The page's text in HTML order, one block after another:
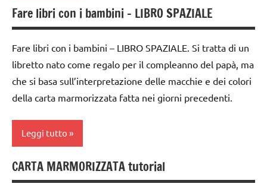
TUTTI GLI
ARGOMENTI
TUTTI GLI
ARTICOLI
varie -
VITA
recite
SCIENZE
piante
TUTTI GLI
ARGOMENTI
PER ETA'
dai
3 ai
6
dai
6
FESTE
DELL'ANNO
LINGUAGGIO
Fare libri con i bambini – LIBRO SPAZIALE
Fare libri con i bambini – LIBRO SPAZIALE. Si tratta di un
libretto nato come regalo per il compleanno del papà, ma
che si basa sull’interpretazione delle macchie e dei colori
della carta marmorizzata fatta nei giorni precedenti.
Leggi tutto
ARTE
IMMAGINE
CARTA MARMORIZZATA tutorial